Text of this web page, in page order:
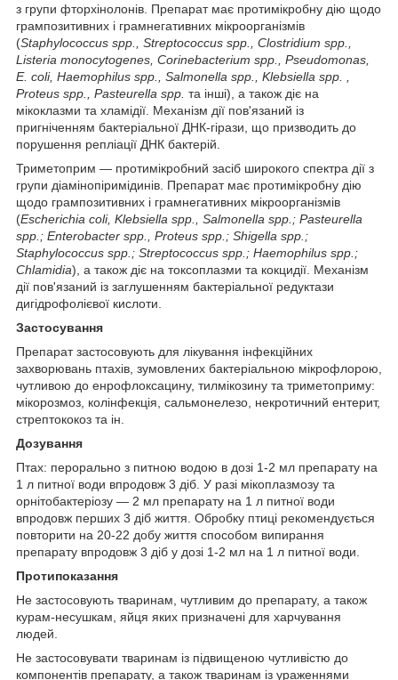
з групи фторхінолонів. Препарат має протимікробну дію щодо
грампозитивних і грамнегативних мікроорганізмів
(Staphylococcus spp., Streptococcus spp., Clostridium spp.,
Listeria monocytogenes, Corinebacterium spp., Pseudomonas,
E. coli, Haemophilus spp., Salmonella spp., Klebsiella spp. ,
Proteus spp., Pasteurella spp. та інші), а також діє на
мікоклазми та хламідії. Механізм дії пов'язаний із
пригніченням бактеріальної ДНК-гірази, що призводить до
порушення репліації ДНК бактерій.
Триметоприм — протимікробний засіб широкого спектра дії з
групи діамінопіримідинів. Препарат має протимікробну дію
щодо грампозитивних і грамнегативних мікроорганізмів
(Escherichia coli, Klebsiella spp., Salmonella spp.; Pasteurella
spp.; Enterobacter spp., Proteus spp.; Shigella spp.;
Staphylococcus spp.; Streptococcus spp.; Haemophilus spp.;
Chlamidia), а також діє на токсоплазми та кокцидії. Механізм
дії пов'язаний із заглушенням бактеріальної редуктази
дигідрофолієвої кислоти.
Застосування
Препарат застосовують для лікування інфекційних
захворювань птахів, зумовлених бактеріальною мікрофлорою,
чутливою до енрофлоксацину, тилмікозину та триметоприму:
мікорозмоз, колінфекція, сальмонелезо, некротичний ентерит,
стрептококоз та ін.
Дозування
Птах: перорально з питною водою в дозі 1-2 мл препарату на
1 л питної води впродовж 3 діб. У разі мікоплазмозу та
орнітобактеріозу — 2 мл препарату на 1 л питної води
впродовж перших 3 діб життя. Обробку птиці рекомендується
повторити на 20-22 добу життя способом випирання
препарату впродовж 3 діб у дозі 1-2 мл на 1 л питної води.
Протипоказання
Не застосовують тваринам, чутливим до препарату, а також
курам-несушкам, яйця яких призначені для харчування
людей.
Не застосовувати тваринам із підвищеною чутливістю до
компонентів препарату, а також тваринам із ураженнями